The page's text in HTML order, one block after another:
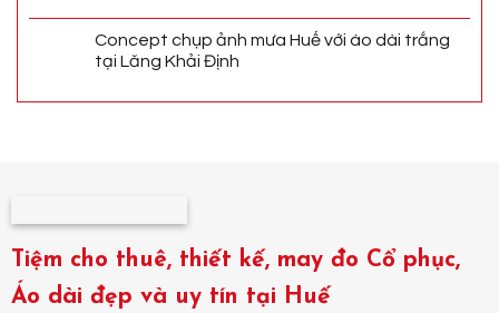
Concept chụp ảnh mưa Huế với áo dài trắng
tại Lăng Khải Định
Tiệm cho thuê, thiết kế, may đo Cổ phục,
Áo dài đẹp và uy tín tại Huế